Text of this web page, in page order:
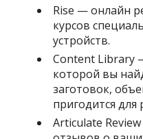
Rise — онлайн
курсов
устройств.
Content Library
которой вы
заготовок,
пригодится для
Articulate